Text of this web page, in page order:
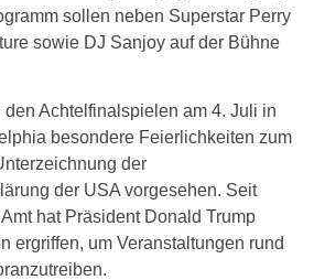
sollen neben Superstar Perry
sowie DJ Sanjoy auf der Bühne
Achtelfinalspielen am 4. Juli in
besondere Feierlichkeiten zum
der
der USA vorgesehen. Seit
hat Präsident Donald Trump
ergriffen, um Veranstaltungen rund